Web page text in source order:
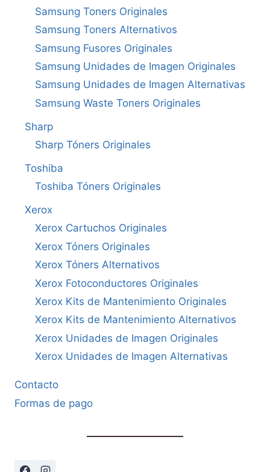
Samsung Toners Originales
Samsung Toners Alternativos
Samsung Fusores Originales
Samsung Unidades de Imagen Originales
Samsung Unidades de Imagen Alternativas
Samsung Waste Toners Originales
Sharp
Sharp Tóners Originales
Toshiba
Toshiba Tóners Originales
Xerox
Xerox Cartuchos Originales
Xerox Tóners Originales
Xerox Tóners Alternativos
Xerox Fotoconductores Originales
Xerox Kits de Mantenimiento Originales
Xerox Kits de Mantenimiento Alternativos
Xerox Unidades de Imagen Originales
Xerox Unidades de Imagen Alternativas
Contacto
Formas de pago